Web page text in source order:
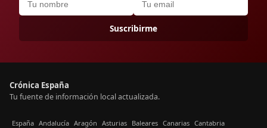
Suscribirme
Crónica España
Tu fuente de información local actualizada.
España Andalucía Aragón Asturias Baleares Canarias Cantabria